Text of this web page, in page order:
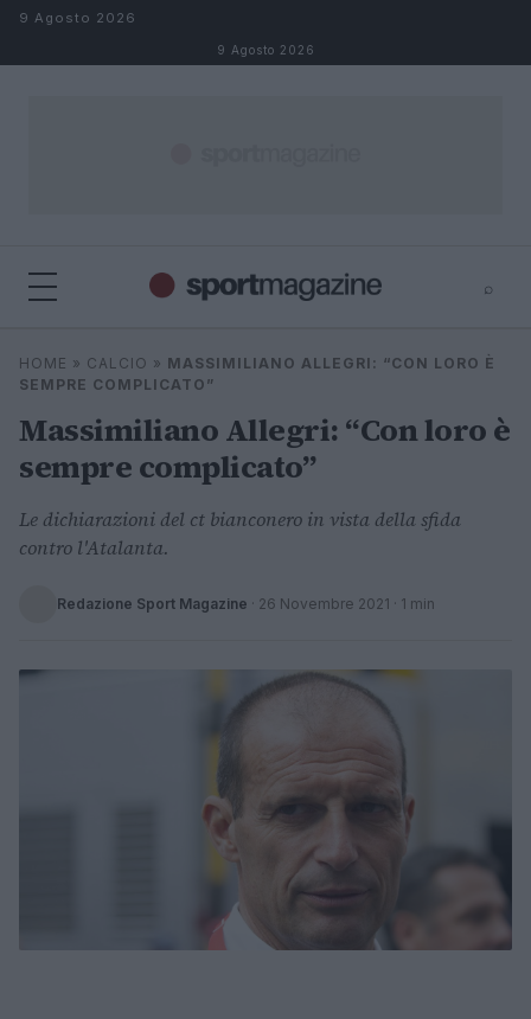
Salta al contenuto
9 Agosto 2026
9 Agosto 2026
⌕
Cerca
⌕ ×
HOME » CALCIO » MASSIMILIANO ALLEGRI: “CON LORO È
SEMPRE COMPLICATO”
Massimiliano Allegri: “Con loro è
sempre complicato”
Le dichiarazioni del ct bianconero in vista della sfida
contro l'Atalanta.
Redazione Sport Magazine · 26 Novembre 2021 · 1 min